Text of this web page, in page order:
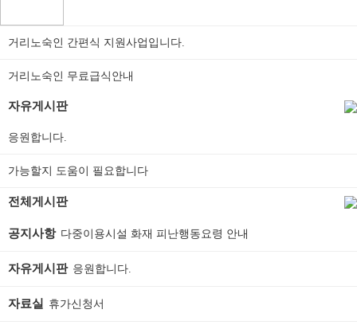
거리노숙인 간편식 지원사업입니다.
거리노숙인 무료급식안내
자유게시판
응원합니다.
가능할지 도움이 필요합니다
전체게시판
공지사항 다중이용시설 화재 피난행동요령 안내
자유게시판 응원합니다.
자료실 휴가신청서